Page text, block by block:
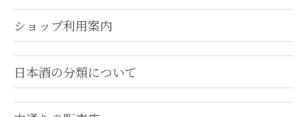
もとみや
智恵子の酒
ショップ利用案内
日本酒の分類について